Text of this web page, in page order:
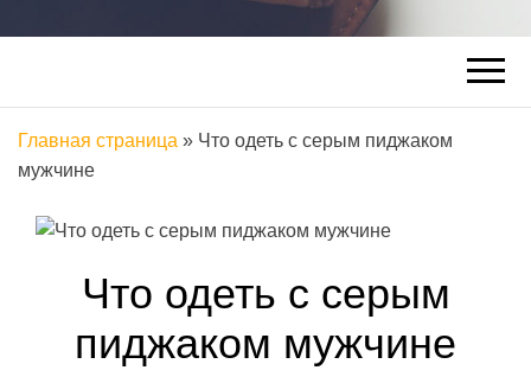
Главная страница » Что одеть с серым пиджаком
мужчине
Что одеть с серым
пиджаком мужчине